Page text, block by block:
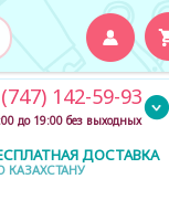
ДОСТАВКА
КАЗАХСТАНУ
142-59-93
до 19:00 без выходных